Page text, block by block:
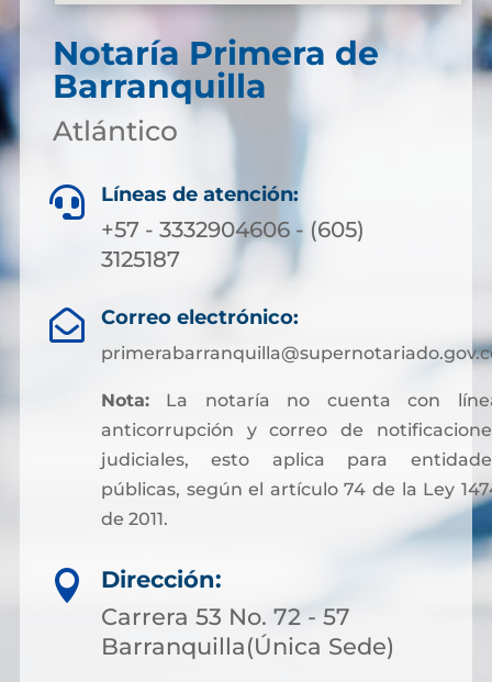
Notaría Primera de
Barranquilla
Atlántico
 Líneas de atención:
+57 - 3332904606 - (605)
3125187
 Correo electrónico:
Nota:La notaría no cuenta con
anticorrupción y correo de
judiciales, esto aplica para
públicas, según el artículo 74 de la Ley
de 2011.
Sin embargo, para facilitar otros trámites y
pagos asociados a servicios notariales, hoy
es posible acceder a soluciones financieras
más flexibles. Muchas personas optan por

Dirección:
Carrera 53 No. 72 - 57
Barranquilla(Única Sede)